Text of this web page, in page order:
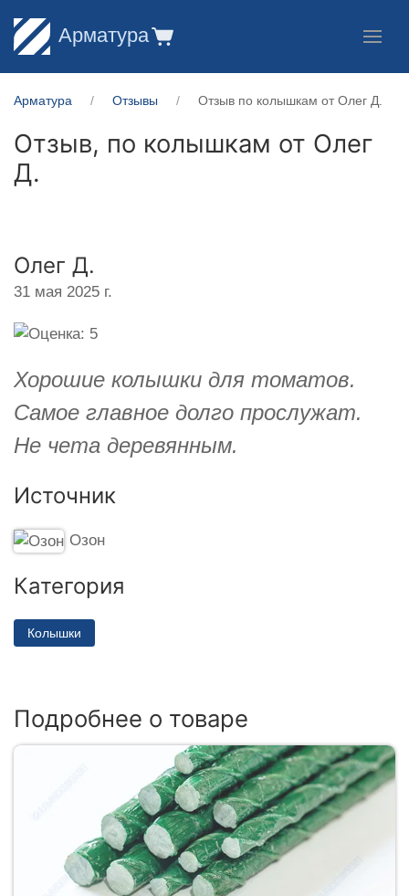
Арматура
Арматура Отзывы Отзыв по колышкам от Олег Д.
Отзыв, по колышкам от Олег
Д.
Олег Д.
31 мая 2025 г.
Хорошие колышки для томатов.
Самое главное долго прослужат.
Не чета деревянным.
Источник
Озон
Категория
Колышки
Подробнее о товаре